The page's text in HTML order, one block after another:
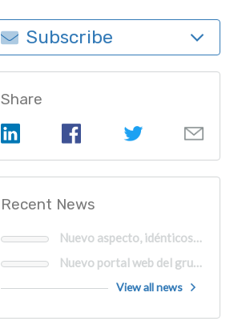
Subscribe
Share
Recent News
Nuevo aspecto, idénticos valores y el compromiso renovado respecto a la innovación
Nuevo portal web del grupo CliniSys|MIPS
View all news